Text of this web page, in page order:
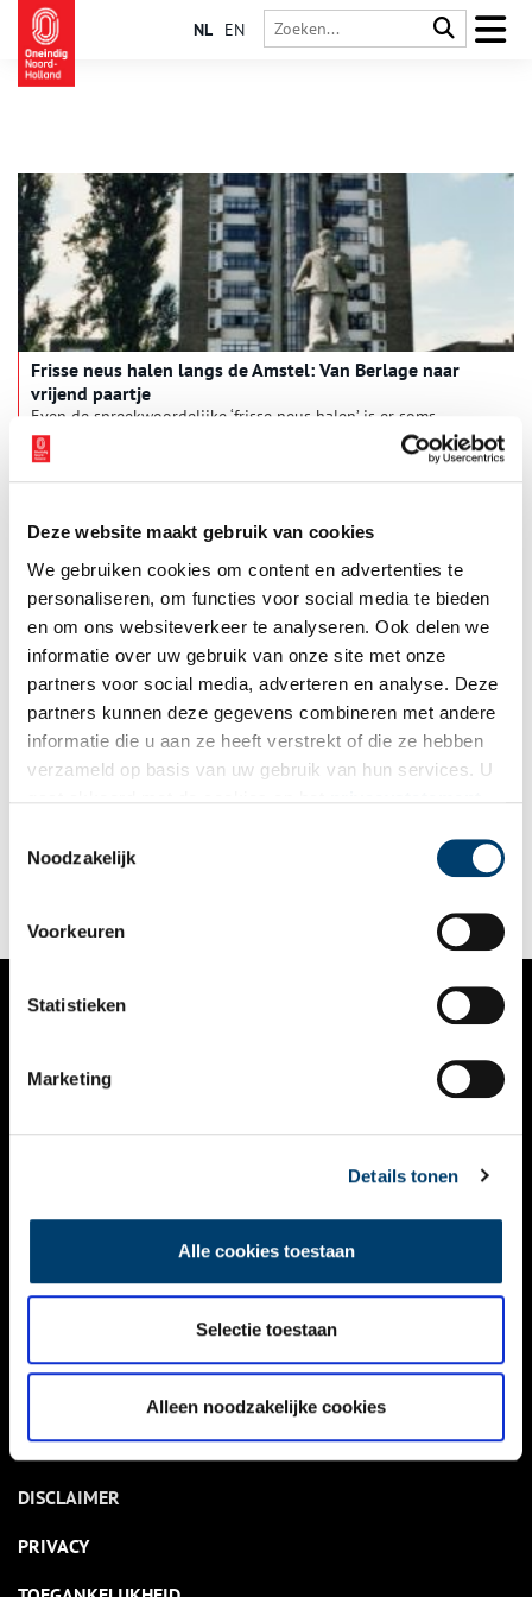
Deze website maakt gebruik van cookies
We gebruiken cookies om content en advertenties te
personaliseren, om functies voor social media te bieden
en om ons websiteverkeer te analyseren. Ook delen we
informatie over uw gebruik van onze site met onze
partners voor social media, adverteren en analyse. Deze
partners kunnen deze gegevens combineren met andere
informatie die u aan ze heeft verstrekt of die ze hebben
verzameld op basis van uw gebruik van hun services. U
Noodzakelijk
Voorkeuren
Statistieken
Marketing
Details tonen
Alle cookies toestaan
Selectie toestaan
Alleen noodzakelijke cookies
NL EN
Frisse neus halen langs de Amstel: Van Berlage naar
vrijend paartje
Even de spreekwoordelijke ‘frisse neus halen’ is er soms
noodgedwongen niet bij. Maar loop of fiets dan in gedachten
even mee met een mooi tochtje van de Berlagebrug in
Amsterdam naar de Bullewijk in Ouderkerk aan de Amstel.
Berlage, Spyker en een vrijend paartje.
De gebroeders Spijker uit Hilversum
‘Spyker Cars’ is een Nederlandse fabrikant van exclusieve
sportauto’s dat onder leiding van Victor Muller is opgericht in
opgezet en begin 20ste eeuw internationaal doorbraken met
Spyker Automobielen N.V. Het bedrijf kent een verleden van
NIEUWS
KALENDER
ACTIVITEITEN
NIEUWSBRIEF
DISCLAIMER
PRIVACY